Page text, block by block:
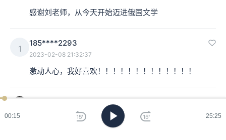
00:16 25:25
感谢刘老师，从今天开始迈进俄国文学
1
185****2293
2023-02-08 21:32:37
激动人心，我好喜欢！！！！！！！！！！！！！
2022-11-26 09:52:00
我就说口音这么亲切 一查 刘老师居然是老乡